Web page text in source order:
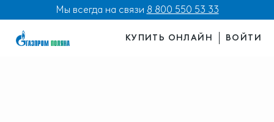
Мы всегда на связи 8 800 550 53 33
КУПИТЬ ОНЛАЙН ВОЙТИ